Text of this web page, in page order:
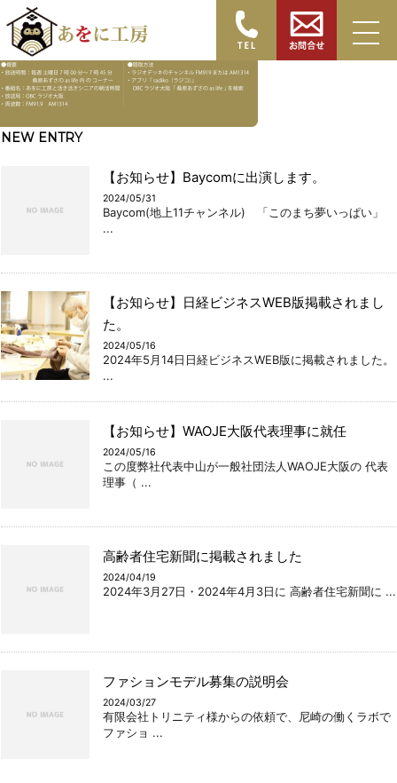
HOME>BackNumber> あをにHP用－視聴方法
NEW ENTRY
【お知らせ】Baycomに出演します。
2024/05/31
Baycom(地上11チャンネル) 「このまち夢いっぱい」
...
【お知らせ】日経ビジネスWEB版掲載されまし
た。
2024/05/16
2024年5月14日日経ビジネスWEB版に掲載されました。
...
【お知らせ】WAOJE大阪代表理事に就任
2024/05/16
この度弊社代表中山が一般社団法人WAOJE大阪の 代表
理事（ ...
高齢者住宅新聞に掲載されました
2024/04/19
2024年3月27日・2024年4月3日に 高齢者住宅新聞に ...
ファションモデル募集の説明会
2024/03/27
有限会社トリニティ様からの依頼で、尼崎の働くラボで
ファショ ...